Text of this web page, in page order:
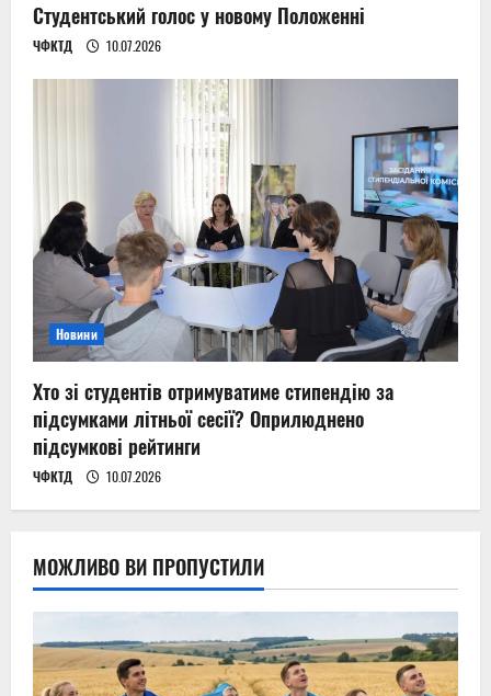
Студентський голос у новому Положенні
ЧФКТД 10.07.2026
Новини
Хто зі студентів отримуватиме стипендію за
підсумками літньої сесії? Оприлюднено
підсумкові рейтинги
ЧФКТД 10.07.2026
МОЖЛИВО ВИ ПРОПУСТИЛИ